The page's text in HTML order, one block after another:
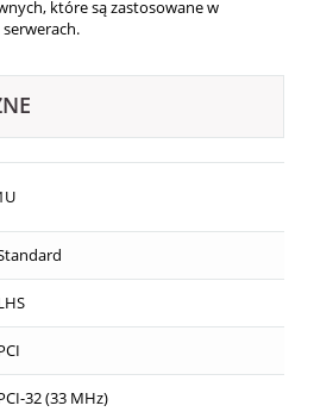
które są zastosowane w
32 (33 MHz)